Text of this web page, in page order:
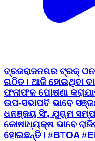
ବ୍ରଜରାଜନଗର ଟ୍ରକ୍
ଗଠିତ। ଆଜି ହୋଇଥିବା
ଫଳାଫଳ ଘୋଷଣା
ଉପ-ସଭାପତି ଭାବେ
ଧନଞ୍ଜୟ ସିଂ, ଯୁଗ୍ମ
କୋଷାଧ୍ୟକ୍ଷ ଭାବେ
ହୋଇଛନ୍ତି। #BTOA